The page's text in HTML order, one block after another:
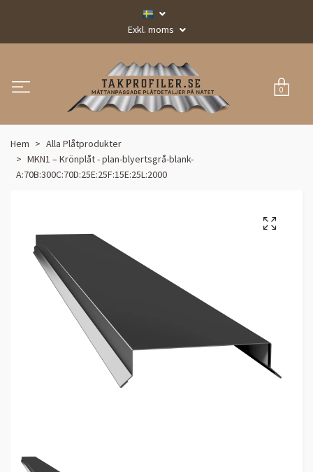
Exkl. moms
0
Hem
Alla Plåtprodukter
MKN1 – Krönplåt - plan-blyertsgrå-blank-
A:70B:300C:70D:25E:25F:15E:25L:2000